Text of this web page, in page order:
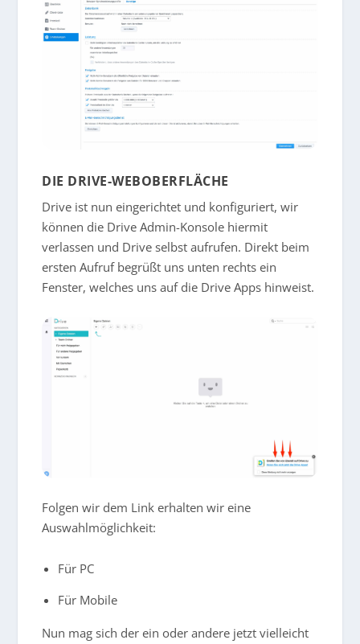
DIE DRIVE-WEBOBERFLÄCHE
Drive ist nun eingerichtet und konfiguriert, wir
können die Drive Admin-Konsole hiermit
verlassen und Drive selbst aufrufen. Direkt beim
ersten Aufruf begrüßt uns unten rechts ein
Fenster, welches uns auf die Drive Apps hinweist.
Folgen wir dem Link erhalten wir eine
Auswahlmöglichkeit:
Für PC
Für Mobile
Nun mag sich der ein oder andere jetzt vielleicht